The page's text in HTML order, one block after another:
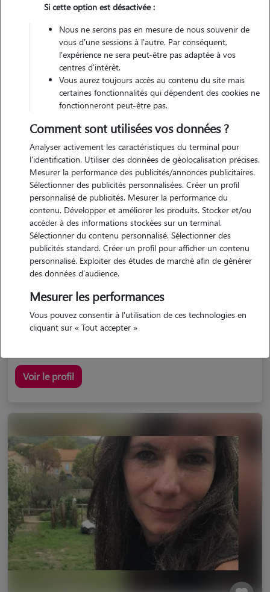
Alexia
Olonzac 34210
maison possède des animaux
sérieuse et investie : visites, nourrissage, promenades,...
Voir le profil
Si cette option est désactivée :
Nous ne serons pas en mesure de nous souvenir de
vous d'une sessions à l'autre. Par conséquent,
l'expérience ne sera peut-être pas adaptée à vos
centres d'intérêt.
Vous aurez toujours accès au contenu du site mais
certaines fonctionnalités qui dépendent des cookies ne
fonctionneront peut-être pas.
Comment sont utilisées vos données ?
Analyser activement les caractéristiques du terminal pour
l'identification. Utiliser des données de géolocalisation précises.
Mesurer la performance des publicités/annonces publicitaires.
Sélectionner des publicités personnalisées. Créer un profil
personnalisé de publicités. Mesurer la performance du
contenu. Développer et améliorer les produits. Stocker et/ou
accéder à des informations stockées sur un terminal.
Sélectionner du contenu personnalisé. Sélectionner des
publicités standard. Créer un profil pour afficher un contenu
personnalisé. Exploiter des études de marché afin de générer
des données d'audience.
Mesurer les performances
Vous pouvez consentir à l'utilisation de ces technologies en
cliquant sur « Tout accepter »